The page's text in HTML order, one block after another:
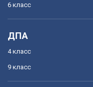
6 класс
ДПА
4 класс
9 класс